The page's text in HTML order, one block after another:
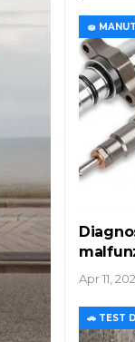
Apr 11,
🚗 TEST